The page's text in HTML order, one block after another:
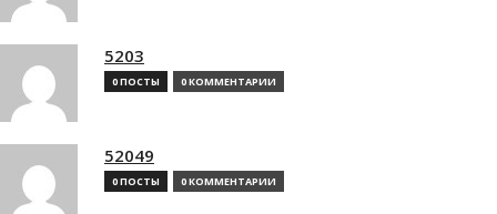
5203
0 ПОСТЫ 0 КОММЕНТАРИИ
52049
0 ПОСТЫ 0 КОММЕНТАРИИ